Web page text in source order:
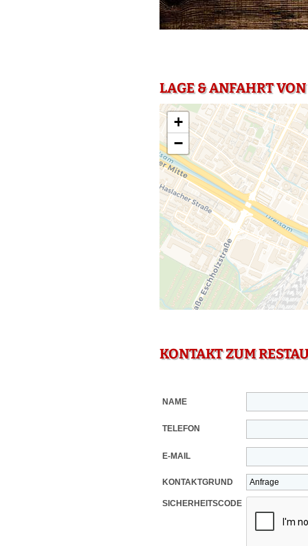
LAGE & ANFAHRT
+
−
KONTAKT ZUM
NAME
TELEFON
E-MAIL
KONTAKTGRUND
SICHERHEITSCODE